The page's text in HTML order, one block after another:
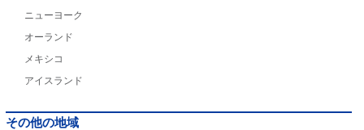
ニューヨーク
オーランド
メキシコ
アイスランド
その他の地域